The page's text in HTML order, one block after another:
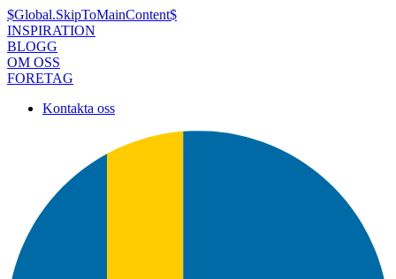
$Global.SkipToMainContent$
INSPIRATION
BLOGG
OM OSS
FORETAG
Kontakta oss